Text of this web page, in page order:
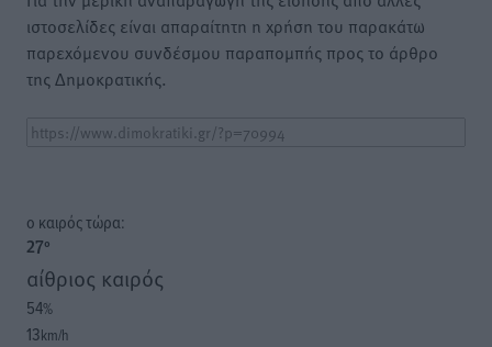
ιστοσελίδες είναι απαραίτητη η χρήση του παρακάτω
παρεχόμενου συνδέσμου παραπομπής προς το άρθρο
της Δημοκρατικής.
o καιρός τώρα:
27°
αίθριος καιρός
54%
13km/h